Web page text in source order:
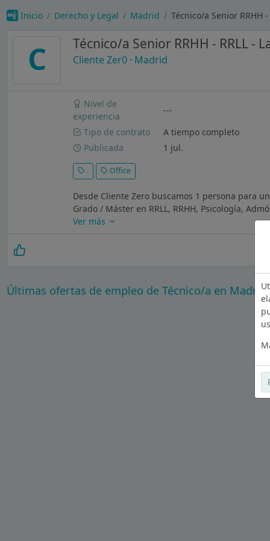
Inicio Derecho y Legal Madrid Técnico/a Senior RRHH
C Técnico/a Senior RRHH - RRLL -
Cliente Zer0 · Madrid
Nivel de
experiencia
---
Tipo de contrato
A tiempo completo
Publicada
1 jul.
. Office
Desde Cliente Zero buscamos 1 persona para
Grado / Máster en RRLL, RRHH, Psicología,
Ver más
Últimas ofertas de empleo de Técnico/a en Madrid